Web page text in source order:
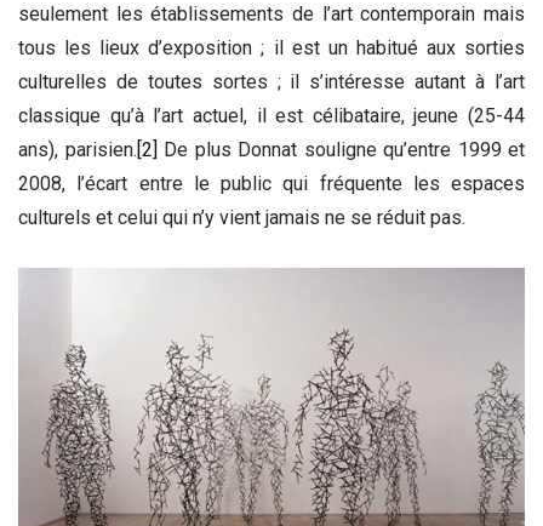
seulement les établissements de l’art contemporain mais
tous les lieux d’exposition ; il est un habitué aux sorties
culturelles de toutes sortes ; il s’intéresse autant à l’art
classique qu’à l’art actuel, il est célibataire, jeune (25-44
ans), parisien.[2] De plus Donnat souligne qu’entre 1999 et
2008, l’écart entre le public qui fréquente les espaces
culturels et celui qui n’y vient jamais ne se réduit pas.